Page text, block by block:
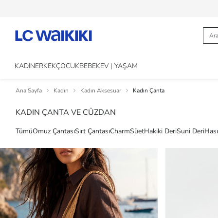
KADINERKEKÇOCUKBEBEKEV | YAŞAM
Ana Sayfa Kadın Kadın Aksesuar Kadın Çanta
KADIN ÇANTA VE CÜZDAN
TümüOmuz ÇantasıSırt ÇantasıCharmSüetHakiki DeriSuni Deri